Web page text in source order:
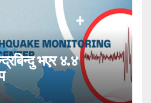
भएर ४.४